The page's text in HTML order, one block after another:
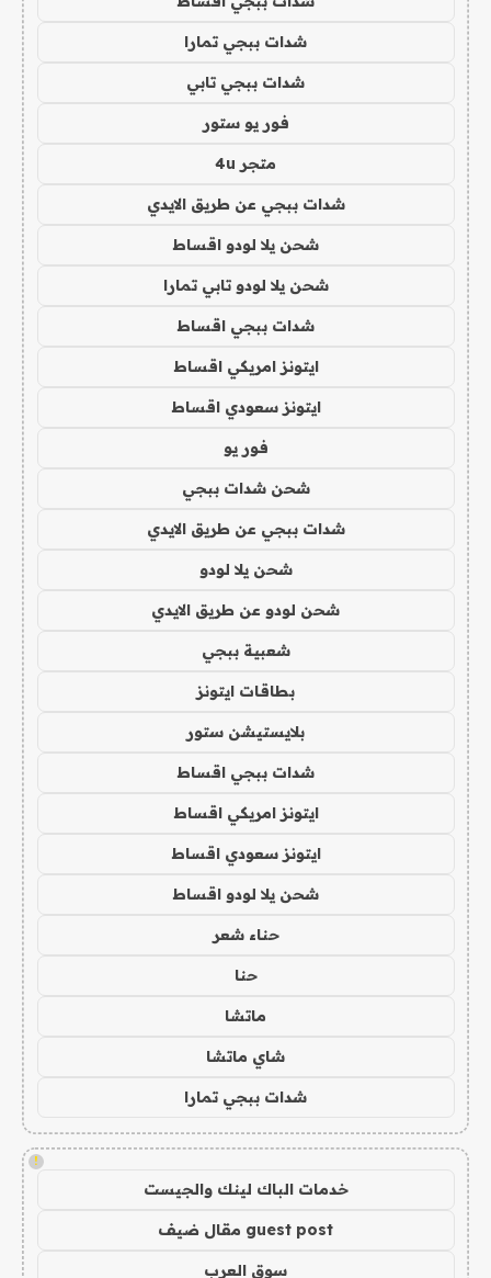
شدات ببجي تمارا
شدات ببجي تابي
فور يو ستور
متجر 4u
شدات ببجي عن طريق الايدي
شحن يلا لودو اقساط
شحن يلا لودو تابي تمارا
شدات ببجي اقساط
ايتونز امريكي اقساط
ايتونز سعودي اقساط
فور يو
شحن شدات ببجي
شدات ببجي عن طريق الايدي
شحن يلا لودو
شحن لودو عن طريق الايدي
شعبية ببجي
بطاقات ايتونز
بلايستيشن ستور
شدات ببجي اقساط
ايتونز امريكي اقساط
ايتونز سعودي اقساط
شحن يلا لودو اقساط
حناء شعر
حنا
ماتشا
شاي ماتشا
شدات ببجي تمارا
!
خدمات الباك لينك والجيست
guest post مقال ضيف
سوق العرب